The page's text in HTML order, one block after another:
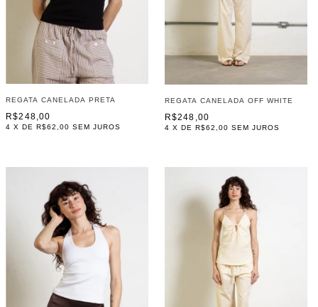
REGATA CANELADA PRETA
R$248,00
4 X DE R$62,00 SEM JUROS
REGATA CANELADA OFF WHITE
R$248,00
4 X DE R$62,00 SEM JUROS